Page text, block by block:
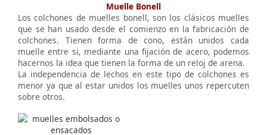
Muelle Bonell
Los colchones de muelles bonell, son los clásicos muelles
que se han usado desde el comienzo en la fabricación de
colchones. Tienen forma de cono, están unidos cada
muelle entre si, mediante una fijación de acero, podemos
hacernos la idea que tienen la forma de un reloj de arena.
La independencia de lechos en este tipo de colchones es
menor ya que al estar unidos los muelles unos repercuten
sobre otros.